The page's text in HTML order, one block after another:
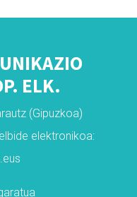
ELK.
(Gipuzkoa)
elektronikoa: